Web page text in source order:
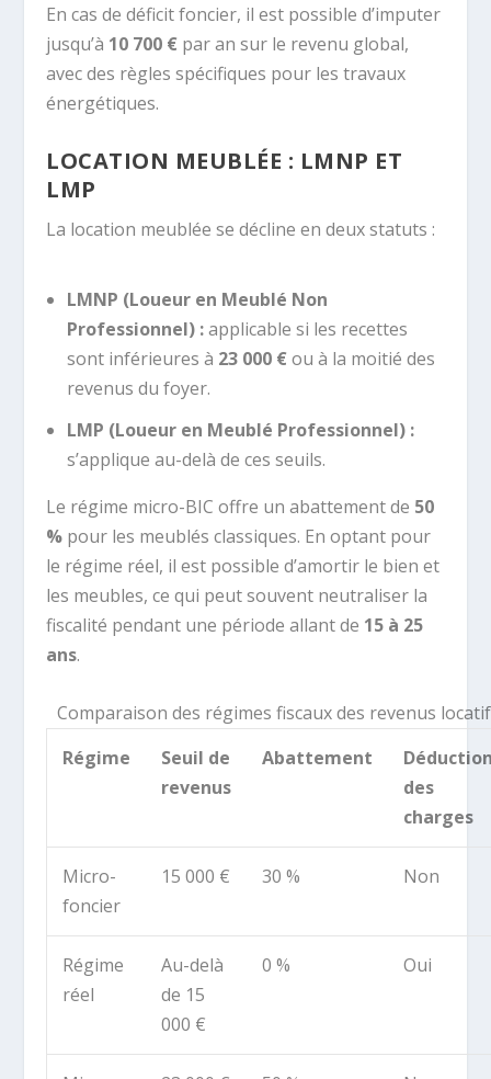
En cas de déficit foncier, il est possible d’imputer
jusqu’à 10 700 € par an sur le revenu global,
avec des règles spécifiques pour les travaux
énergétiques.
LOCATION MEUBLÉE : LMNP ET
LMP
La location meublée se décline en deux statuts :
LMNP (Loueur en Meublé Non
Professionnel) :applicable si les recettes
sont inférieures à 23 000 € ou à la moitié des
revenus du foyer.
LMP (Loueur en Meublé Professionnel) :
s’applique au-delà de ces seuils.
Le régime micro-BIC offre un abattement de 50
% pour les meublés classiques. En optant pour
le régime réel, il est possible d’amortir le bien et
les meubles, ce qui peut souvent neutraliser la
fiscalité pendant une période allant de 15 à 25
ans.
Comparaison des régimes fiscaux des revenus
Régime
Seuil de
revenus
Abattement
des
charges
Micro-
foncier
15 000 € 30 % Non
Régime
réel
Au-delà
de 15
000 €
0 % Oui